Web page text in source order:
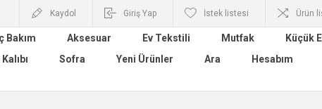
Kaydol Giriş Yap İstek listesi Ürün
Bakım Aksesuar Ev Tekstili Mutfak
Küçük
Sofra Yeni Ürünler Ara Hesabım